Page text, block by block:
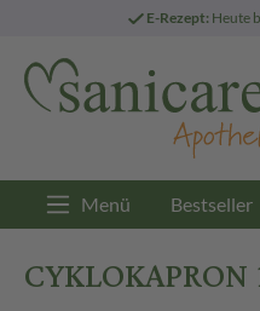
E-Rezept: Heute
Menü Bestseller